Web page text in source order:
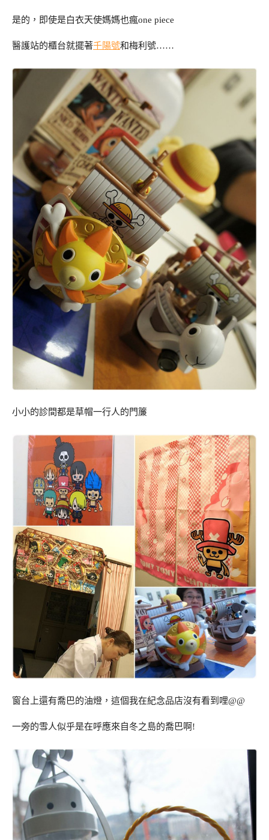
是的，即使是白衣天使媽媽也瘋one piece
醫護站的櫃台就擺著千陽號和梅利號……
小小的診間都是草帽一行人的門簾
窗台上還有喬巴的油燈，這個我在紀念品店沒有看到哩@@
一旁的雪人似乎是在呼應來自冬之島的喬巴啊!